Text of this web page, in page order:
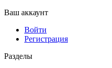
Ваш аккаунт
Войти
Регистрация
Разделы